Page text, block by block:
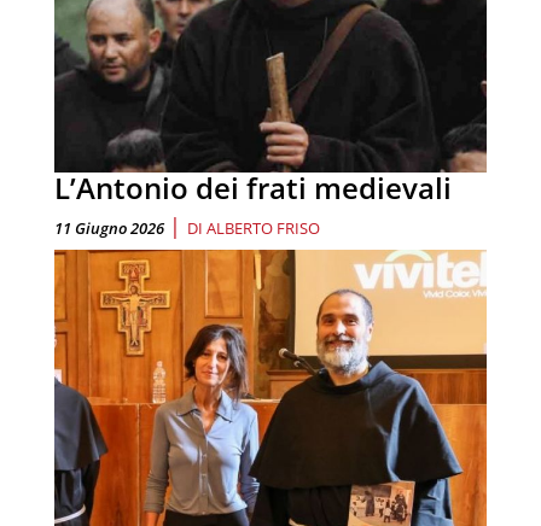
L’Antonio dei frati medievali
11 Giugno 2026 | DI ALBERTO FRISO